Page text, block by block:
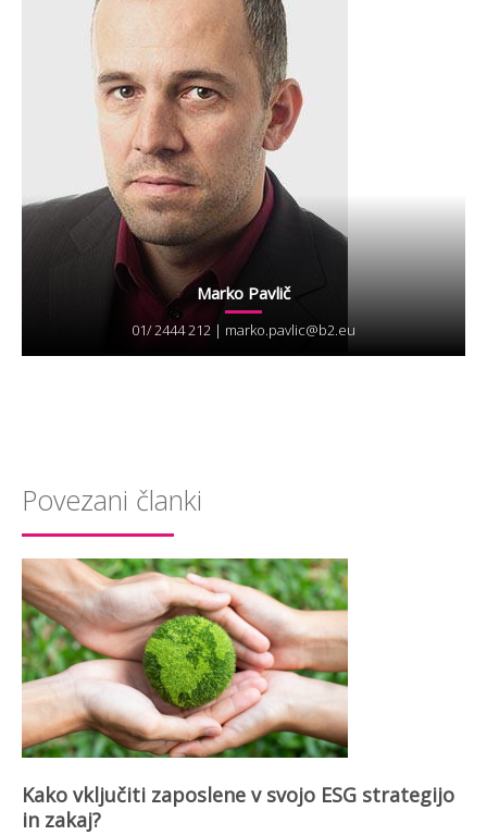
Marko Pavlič
01/ 2444 212 | marko.pavlic@b2.eu
Povezani članki
Kako vključiti zaposlene v svojo ESG strategijo
in zakaj?